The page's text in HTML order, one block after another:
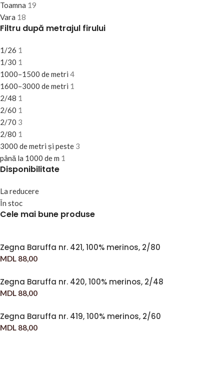
Toamna 19
Vara 18
Filtru după metrajul firului
1/26 1
1/30 1
1000–1500 de metri 4
1600–3000 de metri 1
2/48 1
2/60 1
2/70 3
2/80 1
3000 de metri și peste 3
până la 1000 de m 1
Disponibilitate
La reducere
În stoc
Cele mai bune produse
Zegna Baruffa nr. 421, 100% merinos, 2/80
MDL 88,00
Zegna Baruffa nr. 420, 100% merinos, 2/48
MDL 88,00
Zegna Baruffa nr. 419, 100% merinos, 2/60
MDL 88,00